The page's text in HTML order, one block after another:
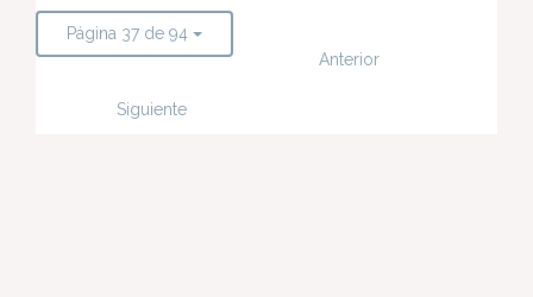
Página 37 de 94
Anterior
Siguiente